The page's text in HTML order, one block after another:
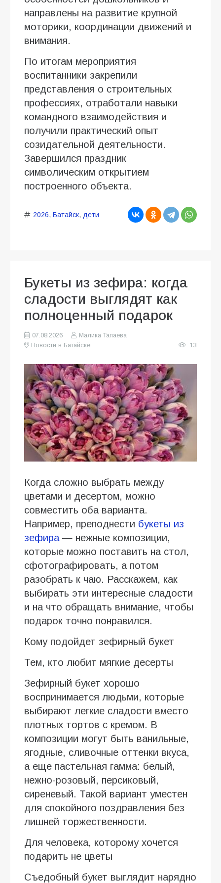
направлены на развитие крупной
моторики, координации движений и
внимания.
По итогам мероприятия
воспитанники закрепили
представления о строительных
профессиях, отработали навыки
командного взаимодействия и
получили практический опыт
созидательной деятельности.
Завершился праздник
символическим открытием
построенного объекта.
2026, Батайск, дети
Букеты из зефира: когда
сладости выглядят как
полноценный подарок
07.08.2026
Малика Тапаева
Новости в Батайске
13
Когда сложно выбрать между
цветами и десертом, можно
совместить оба варианта.
Например, преподнести букеты из
зефира— нежные композиции,
которые можно поставить на стол,
сфотографировать, а потом
разобрать к чаю. Расскажем, как
выбирать эти интересные сладости
и на что обращать внимание, чтобы
подарок точно понравился.
Кому подойдет зефирный букет
Тем, кто любит мягкие десерты
Зефирный букет хорошо
воспринимается людьми, которые
выбирают легкие сладости вместо
плотных тортов с кремом. В
композиции могут быть ванильные,
ягодные, сливочные оттенки вкуса,
а еще пастельная гамма: белый,
нежно-розовый, персиковый,
сиреневый. Такой вариант уместен
для спокойного поздравления без
лишней торжественности.
Для человека, которому хочется
подарить не цветы
Съедобный букет выглядит нарядно